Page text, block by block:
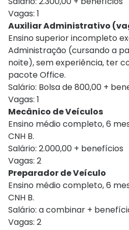
Vagas: 1
Auxiliar Administrativo
Ensino superior incompleto
Administração (cursando a
noite), sem experiência, ter
pacote Office.
Salário: Bolsa de 800,00 +
Vagas: 1
Mecânico de Veículos
Ensino médio completo, 6
CNH B.
Salário: 2.000,00 + benefícios
Vagas: 2
Preparador de Veículo
Ensino médio completo, 6
CNH B.
Salário: a combinar +
Vagas: 2